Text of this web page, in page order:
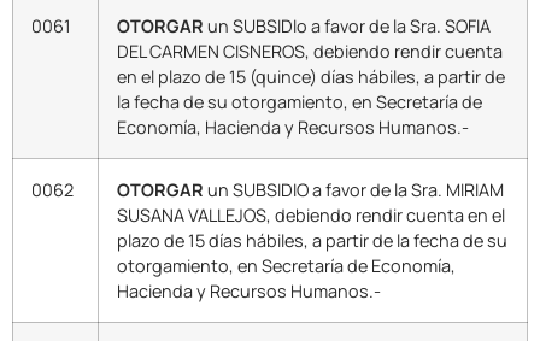
0061 OTORGAR un SUBSIDIo a favor de la Sra. SOFIA
DEL CARMEN CISNEROS, debiendo rendir cuenta
en el plazo de 15 (quince) días hábiles, a partir de
la fecha de su otorgamiento, en Secretaría de
Economía, Hacienda y Recursos Humanos.-
0062 OTORGAR un SUBSIDIO a favor de la Sra. MIRIAM
SUSANA VALLEJOS, debiendo rendir cuenta en el
plazo de 15 días hábiles, a partir de la fecha de su
otorgamiento, en Secretaría de Economía,
Hacienda y Recursos Humanos.-